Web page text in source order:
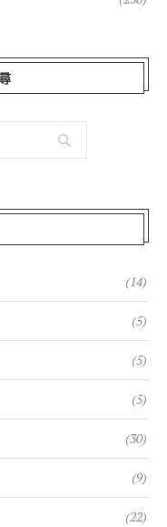
(14)
(5)
(5)
(5)
(30)
(9)
(22)